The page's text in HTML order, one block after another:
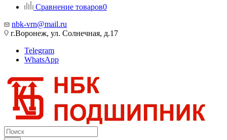
Сравнение товаров0
nbk-vrn@mail.ru
г.Воронеж, ул. Солнечная, д.17
Telegram
WhatsApp